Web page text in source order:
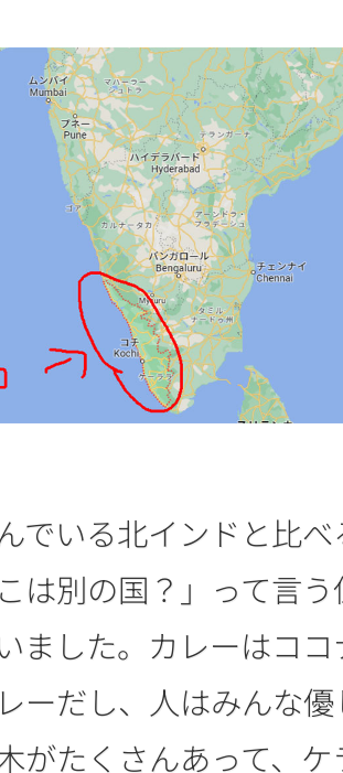
でいる北インドと比
は別の国？」って言
ました。カレーはコ
ーだし、人はみんな
がたくさんあって、